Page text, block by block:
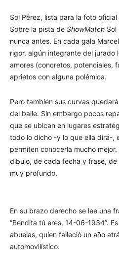
Sol Pérez, lista para la foto oficial
Sobre la pista de ShowMatch
nunca antes. En cada gala
rigor, algún integrante del jurado
amores (concretos, potenciales,
aprietos con alguna polémica.
Pero también sus curvas
del baile. Sin embargo pocos
que se ubican en lugares
todo lo dicho -y lo que ella dirá-,
permiten conocerla mucho
dibujo, de cada fecha y frase,
muy profundo.
En su brazo derecho se lee una
“Bendita tú eres, 14-06-1934”.
abuelas, quien falleció un año
automovilístico.